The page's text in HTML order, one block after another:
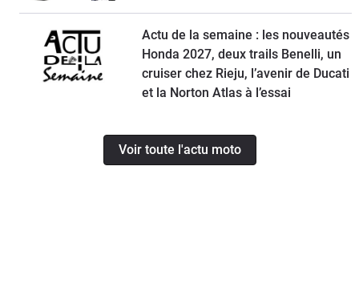
Actu de la semaine : les nouveautés
Honda 2027, deux trails Benelli, un
cruiser chez Rieju, l’avenir de Ducati
et la Norton Atlas à l’essai
Voir toute l'actu moto